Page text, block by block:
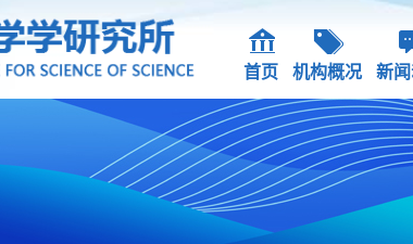
首页 机构概况 新